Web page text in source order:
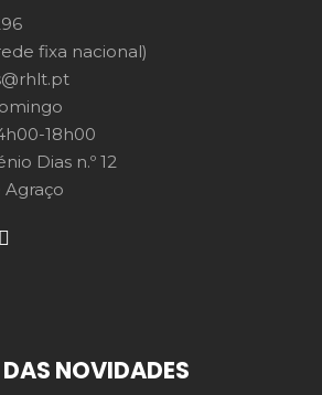
fixa nacional)
18h00
Dias n.º 12
NOVIDADES